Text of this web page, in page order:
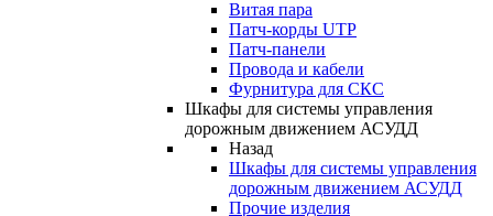
Витая пара
Патч-корды UTP
Патч-панели
Провода и кабели
Фурнитура для СКС
Шкафы для системы управления
дорожным движением АСУДД
Назад
Шкафы для системы управления
дорожным движением АСУДД
Прочие изделия